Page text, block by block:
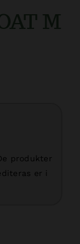
M
produkter
er i